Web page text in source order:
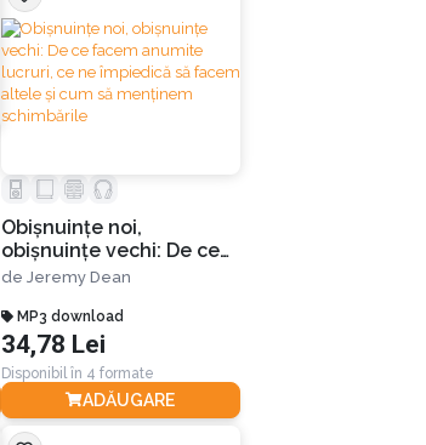
Obișnuințe noi,
obișnuințe vechi: De ce
facem anumite lucruri,
altele și cum să
menținem schimbările
de Jeremy Dean
MP3 download
34,78 Lei
Disponibil în 4 formate
ADĂUGARE